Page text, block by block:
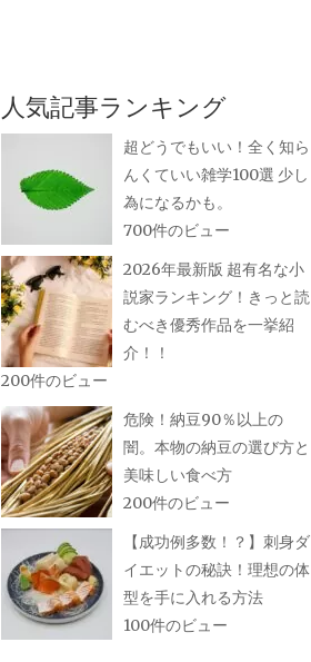
人気記事ランキング
超どうでもいい！全く知ら
んくていい雑学100選 少し
為になるかも。
700件のビュー
2026年最新版 超有名な小
説家ランキング！きっと読
むべき優秀作品を一挙紹
介！！
200件のビュー
危険！納豆90％以上の
闇。本物の納豆の選び方と
美味しい食べ方
200件のビュー
【成功例多数！？】刺身ダ
イエットの秘訣！理想の体
型を手に入れる方法
100件のビュー